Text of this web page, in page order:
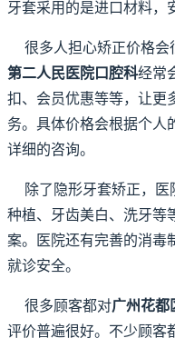
牙套采用的是进口材料，
很多人担心矫正价格会
第二人民医院口腔科经常
扣、会员优惠等等，让更
务。具体价格会根据个人
详细的咨询。
除了隐形牙套矫正，
种植、牙齿美白、洗牙等
案。医院还有完善的消毒
就诊安全。
很多顾客都对广州花都
评价普遍很好。不少顾客